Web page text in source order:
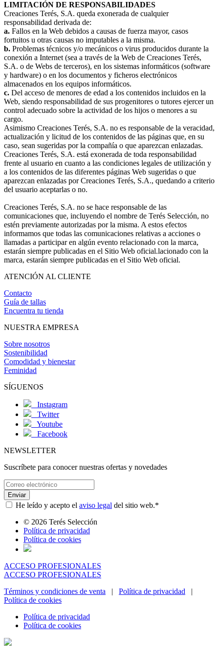
LIMITACIÓN DE RESPONSABILIDADES
Creaciones Terés, S.A. queda exonerada de cualquier
responsabilidad derivada de:
a. Fallos en la Web debidos a causas de fuerza mayor, casos
fortuitos u otras causas no imputables a la misma.
b. Problemas técnicos y/o mecánicos o virus producidos durante la
conexión a Internet (sea a través de la Web de Creaciones Terés,
S.A. o de Webs de terceros), en los sistemas informáticos (software
y hardware) o en los documentos y ficheros electrónicos
almacenados en los equipos informáticos.
c. Del acceso de menores de edad a los contenidos incluidos en la
Web, siendo responsabilidad de sus progenitores o tutores ejercer un
control adecuado sobre la actividad de los hijos o menores a su
cargo.
Asimismo Creaciones Terés, S.A. no es responsable de la veracidad,
actualización y licitud de los contenidos de las páginas que, en su
caso, sean sugeridas por la compañía o que aparezcan enlazadas.
Creaciones Terés, S.A. está exonerada de toda responsabilidad
frente al usuario en cuanto a las condiciones legales de utilización y
a los contenidos de las diferentes páginas Web sugeridas o que
aparezcan enlazadas por Creaciones Terés, S.A., quedando a criterio
del usuario aceptarlas o no.
Creaciones Terés, S.A. no se hace responsable de las
comunicaciones que, incluyendo el nombre de Terés Selección, no
estén previamente autorizadas por la misma. A estos efectos
informamos que todas las comunicaciones relativas a acciones o
llamadas a participar en algún evento relacionado con la marca,
estarán siempre publicadas en el Sitio Web oficial.lacionado con la
marca, estarán siempre publicadas en el Sitio Web oficial.
ATENCIÓN AL CLIENTE
Contacto
Guía de tallas
Encuentra tu tienda
NUESTRA EMPRESA
Sobre nosotros
Sostenibilidad
Comodidad y bienestar
Feminidad
SÍGUENOS
Instagram
Twitter
Youtube
Facebook
NEWSLETTER
Suscríbete para conocer nuestras ofertas y novedades
Enviar
He leído y acepto el aviso legal del sitio web.*
© 2026 Terés Selección
Política de privacidad
Política de cookies
ACCESO PROFESIONALES
ACCESO PROFESIONALES
Términos y condiciones de venta | Política de privacidad |
Política de cookies
Política de privacidad
Política de cookies